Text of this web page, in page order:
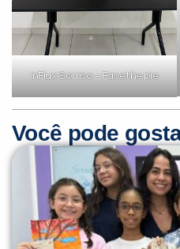
inFlux Sorriso – Face the pie
Você pode